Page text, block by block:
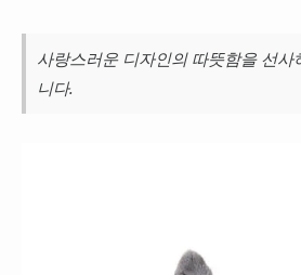
사랑스러운 디자인의 따뜻함을 선사
니다.